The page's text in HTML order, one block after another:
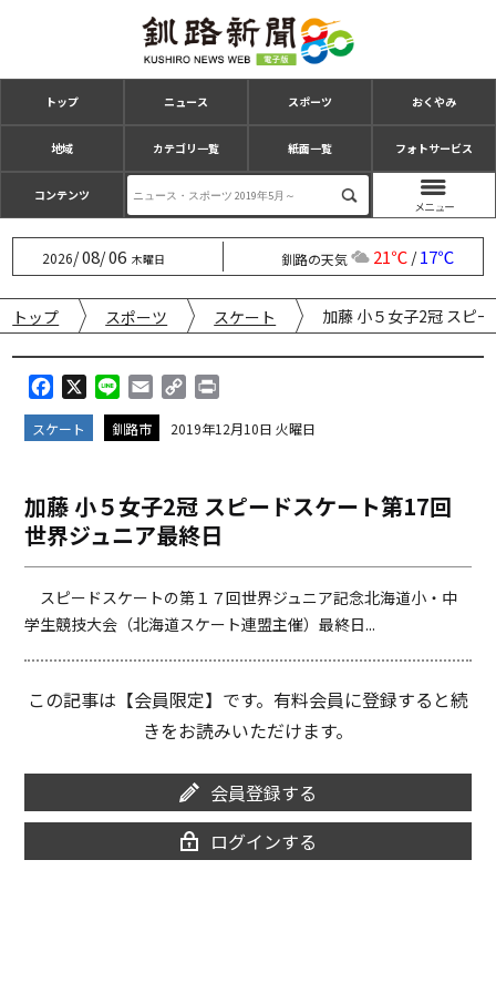
トップ ニュース スポーツ おくやみ
地域 カテゴリ一覧 紙面一覧 フォトサービス
コンテンツ
2026/08/06 木曜日 釧路の天気 21℃/17℃
トップ スポーツ スケート 加藤 小５女子2冠 スピ
a
c
o
o
i
n
m
a
p
i
n
i
スケート 釧路市 2019年12月10日 火曜日
加藤 小５女子2冠 スピードスケート第17回
世界ジュニア最終日
スピードスケートの第１７回世界ジュニア記念北海道小・中
学生競技大会（北海道スケート連盟主催）最終日...
この記事は【会員限定】です。有料会員に登録すると続
きをお読みいただけます。
会員登録する
ログインする